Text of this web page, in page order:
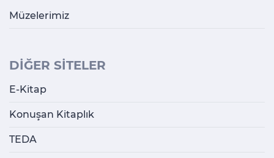
Müzelerimiz
DİĞER SİTELER
E-Kitap
Konuşan Kitaplık
TEDA